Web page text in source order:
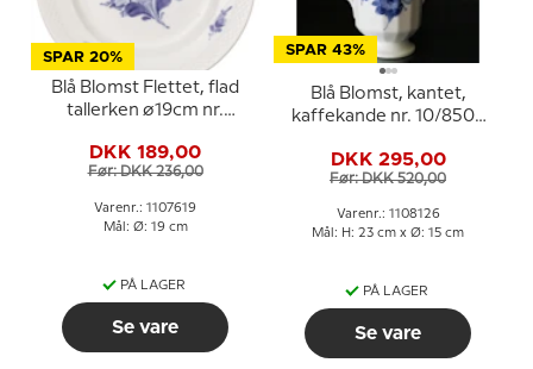
SPAR 20%
Blå Blomst Flettet, flad
tallerken ø19cm nr.
DKK 189,00
Før: DKK 236,00
Varenr.: 1107619
Mål: Ø: 19 cm
PÅ LAGER
Se vare
SPAR 43%
Blå Blomst, kantet,
kaffekande nr. 10/8502
DKK 295,00
Før: DKK 520,00
Varenr.: 1108126
Mål: H: 23 cm x Ø: 15 cm
PÅ LAGER
Se vare